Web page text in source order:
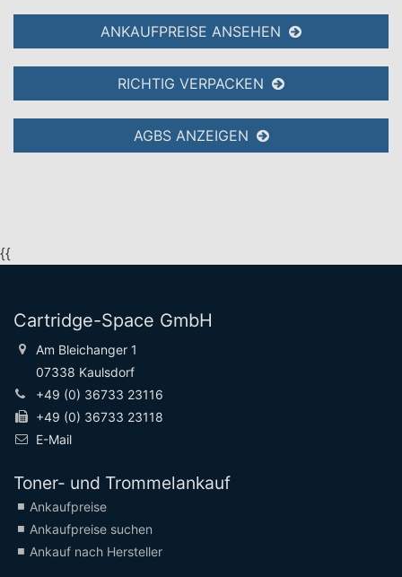
ANKAUFPREISE ANSEHEN
RICHTIG VERPACKEN
AGBS ANZEIGEN
{{
Cartridge-Space GmbH
Am Bleichanger 1
07338 Kaulsdorf
+49 (0) 36733 23116
+49 (0) 36733 23118
E-Mail
Toner- und Trommelankauf
Ankaufpreise
Ankaufpreise suchen
Ankauf nach Hersteller